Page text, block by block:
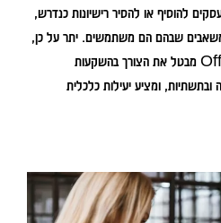
להוסיף או להסיר רישיונות כנדרש,
שבהם הם משתמשים. יתר על כן,
המודל מבוסס המנוי של Office 365 מבטל את הצורך בהשקעות
ומציע יעילות כלכלית